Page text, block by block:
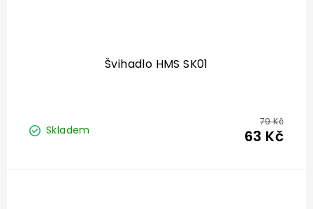
Švihadlo HMS SK01
Skladem
79 Kč
63 Kč